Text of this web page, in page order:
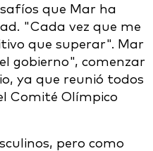
que Mar ha
"Cada vez que me
que superar". Mar
gobierno", comenzar
ya que reunió todos
Comité Olímpico
pero como